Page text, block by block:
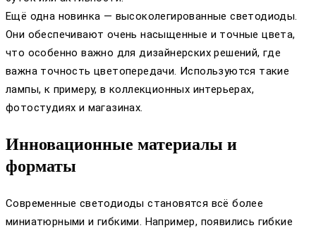
Ещё одна новинка — высоколегированные светодиоды.
Они обеспечивают очень насыщенные и точные цвета,
что особенно важно для дизайнерских решений, где
важна точность цветопередачи. Используются такие
лампы, к примеру, в коллекционных интерьерах,
фотостудиях и магазинах.
Инновационные материалы и
форматы
Современные светодиоды становятся всё более
миниатюрными и гибкими. Например, появились гибкие